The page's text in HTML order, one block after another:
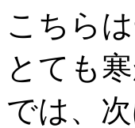
こちら
とても
では、